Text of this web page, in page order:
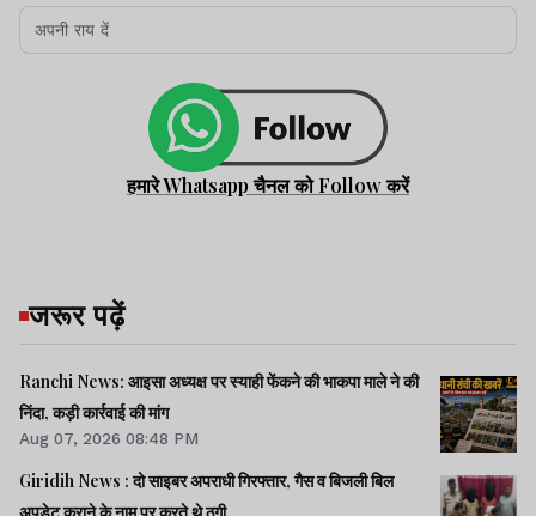
हमारे Whatsapp चैनल को Follow करें
जरूर पढ़ें
Ranchi News: आइसा अध्यक्ष पर स्याही फेंकने की भाकपा माले ने की
निंदा, कड़ी कार्रवाई की मांग
Aug 07, 2026 08:48 PM
Giridih News : दो साइबर अपराधी गिरफ्तार, गैस व बिजली बिल